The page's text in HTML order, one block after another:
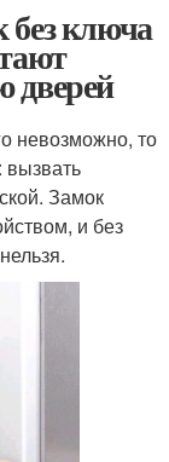
ключа
дверей
невозможно, то
вызвать
Замок
и без